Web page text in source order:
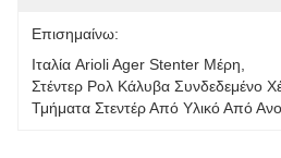
Επισημαίνω:
Ιταλία Arioli Ager Stenter Μέρη
Στέντερ Ρολ Κάλυβα Συνδεδεμένο
Τμήματα Στεντέρ Από Υλικό Από